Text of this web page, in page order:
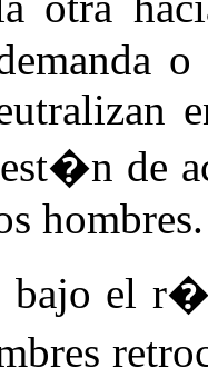
de
hombres.
bajo el